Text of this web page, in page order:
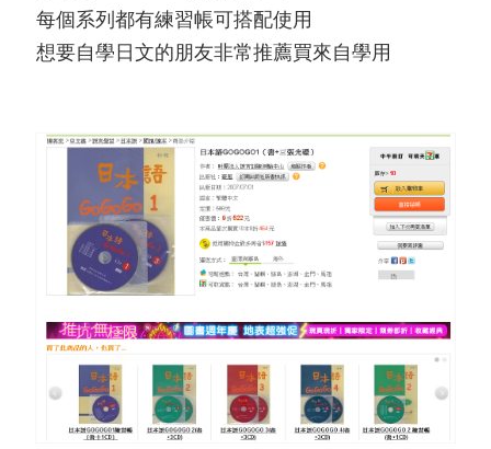
每個系列都有練習帳可搭配使用
想要自學日文的朋友非常推薦買來自學用